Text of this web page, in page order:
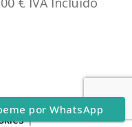
Política de
|
por WhatsApp